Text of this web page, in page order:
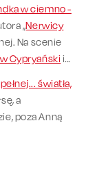
w ciemno -
„Nerwicy
Na scenie
Cypryańskii
światła,
a
poza Anną